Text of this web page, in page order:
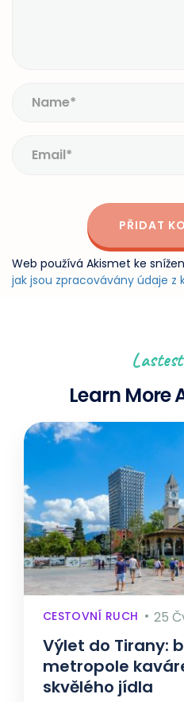
Web používá Akismet ke
jak jsou zpracovávány údaje z
Learn More
CESTOVNÍ RUCH 25
Výlet do Tirany:
metropole
skvělého jídla